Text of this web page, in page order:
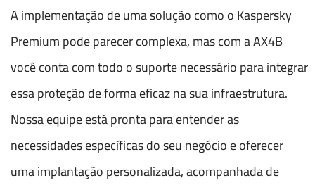
A implementação de uma solução como o Kaspersky
Premium pode parecer complexa, mas com a AX4B
você conta com todo o suporte necessário para integrar
essa proteção de forma eficaz na sua infraestrutura.
Nossa equipe está pronta para entender as
necessidades específicas do seu negócio e oferecer
uma implantação personalizada, acompanhada de